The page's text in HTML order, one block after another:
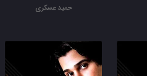
حمید عسکری